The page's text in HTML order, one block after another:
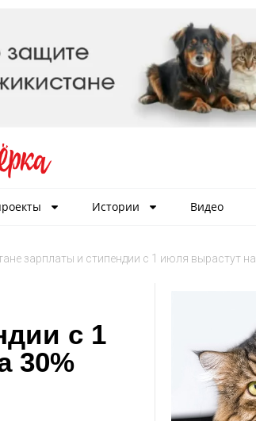
Истории Видео
зарплаты и стипендии с 1 июля вырастут
с 1
30%